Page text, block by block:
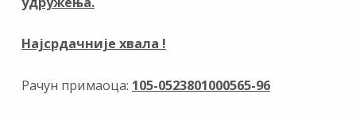
Најсрдачније хвала !
Рачун примаоца: 105-0523801000565-96